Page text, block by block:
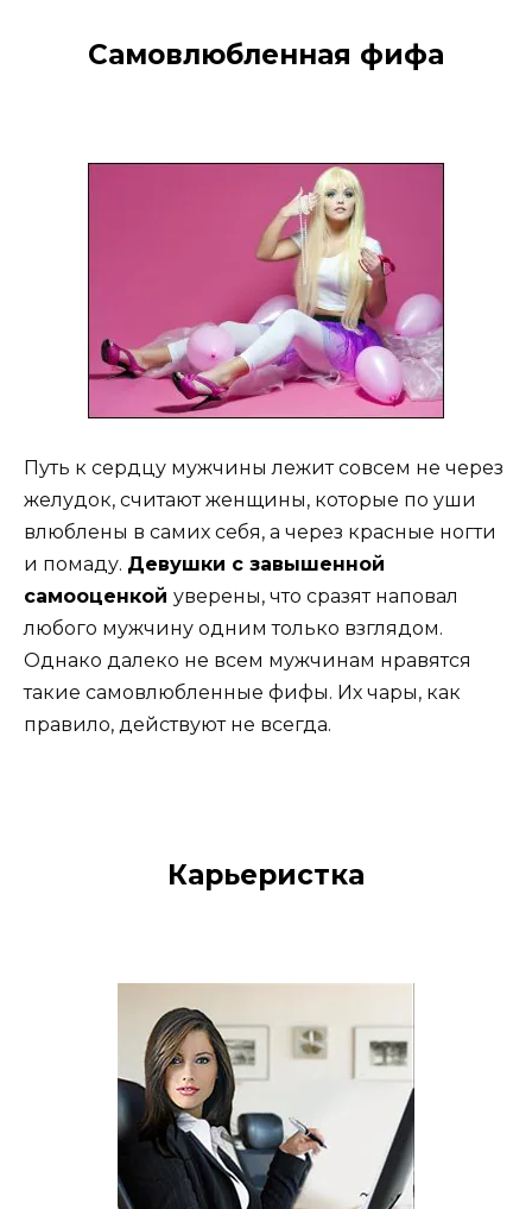
Самовлюбленная фифа
Путь к сердцу мужчины лежит совсем не через
желудок, считают женщины, которые по уши
влюблены в самих себя, а через красные ногти
и помаду. Девушки с завышенной
самооценкой уверены, что сразят наповал
любого мужчину одним только взглядом.
Однако далеко не всем мужчинам нравятся
такие самовлюбленные фифы. Их чары, как
правило, действуют не всегда.
Карьеристка